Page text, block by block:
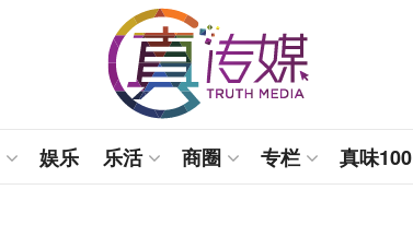
娱乐 乐活 商圈 专栏 真味100